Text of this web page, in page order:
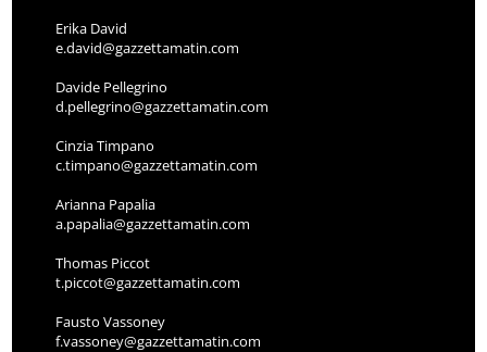
Erika David
e.david@gazzettamatin.com
Davide Pellegrino
d.pellegrino@gazzettamatin.com
Cinzia Timpano
c.timpano@gazzettamatin.com
Arianna Papalia
a.papalia@gazzettamatin.com
Thomas Piccot
t.piccot@gazzettamatin.com
Fausto Vassoney
f.vassoney@gazzettamatin.com